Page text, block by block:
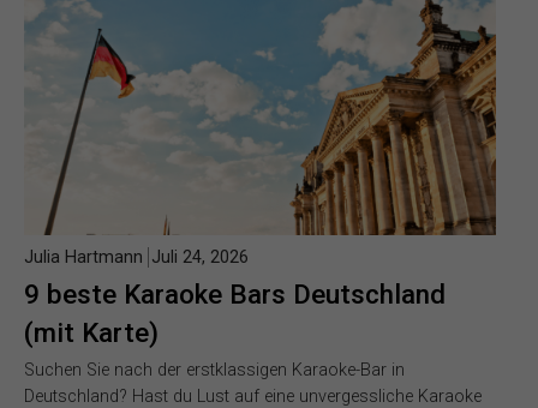
9 beste Karaoke Bars Deutschland
(mit Karte)
Julia Hartmann Juli 24, 2026
Suchen Sie nach der erstklassigen Karaoke-Bar in
Deutschland? Hast du Lust auf eine unvergessliche Karaoke